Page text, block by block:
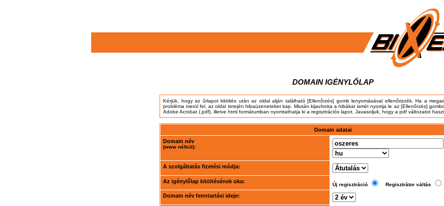
DOMAIN IGÉNYLŐLAP
Kérjük, hogy az űrlapot kitöltés után az oldal alján található [Ellenőrzés] gomb lenyomásával ellenőrizzék. Ha a
probléma merül fel, az oldal tetején hibaüzeneteket kap. Miután kijavította a hibákat ismét nyomja le az [Ellenőrzés]
Adobe Acrobat (.pdf), illetve html formátumban nyomtathatja ki a regisztrációs lapot. Javasoljuk, hogy a pdf változatot
Domain adatai
Domain név
(www nélkül):
A szolgáltatás fizetési módja:
Az igénylőlap kitöltésének oka:
Új regisztráció Regisztrátor váltás
Domain név fenntartási ideje: